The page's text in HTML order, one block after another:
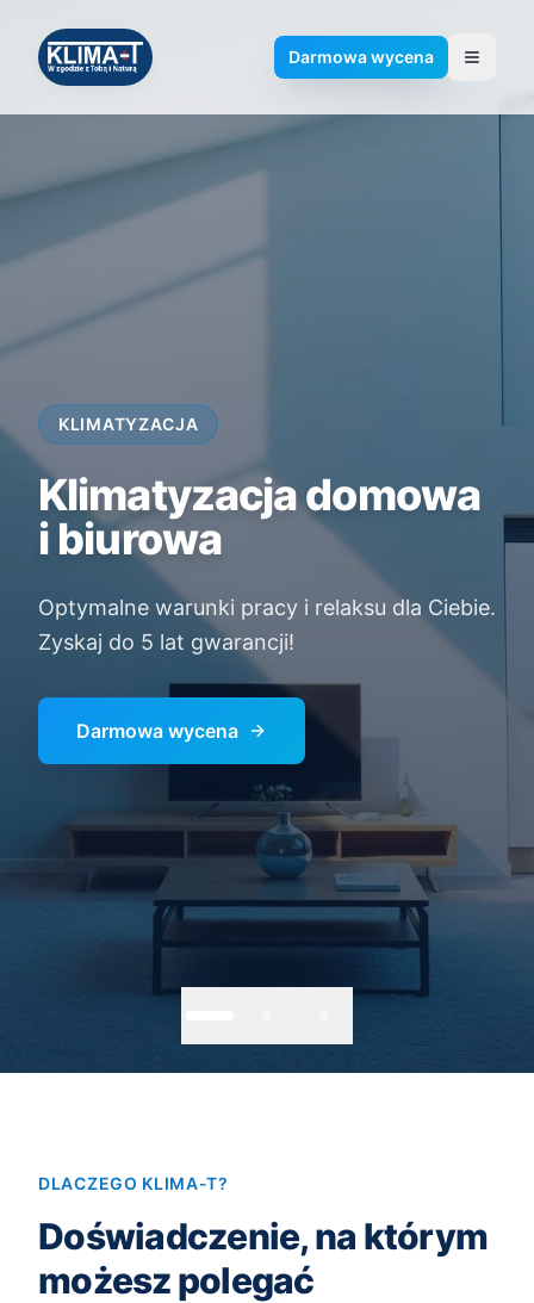
Klima-T
Darmowa wycena
KLIMATYZACJA
Klimatyzacja domowa
i biurowa
Optymalne warunki pracy i relaksu dla Ciebie.
Zyskaj do 5 lat gwarancji!
Darmowa wycena
DLACZEGO KLIMA-T?
Doświadczenie, na którym
możesz polegać